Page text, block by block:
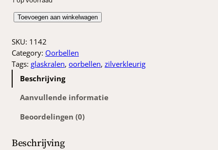
G
a
s
o
o
e
Toevoegen aan winkelwagen
SKU: 1142
Category: Oorbellen
Tags: glaskralen, oorbellen, zilverkleurig
Beschrijving
Aanvullende informatie
Beoordelingen (0)
Beschrijving